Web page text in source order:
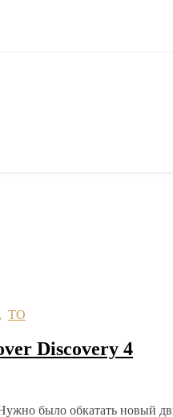
, ТО
Discovery 4
было обкатать новый